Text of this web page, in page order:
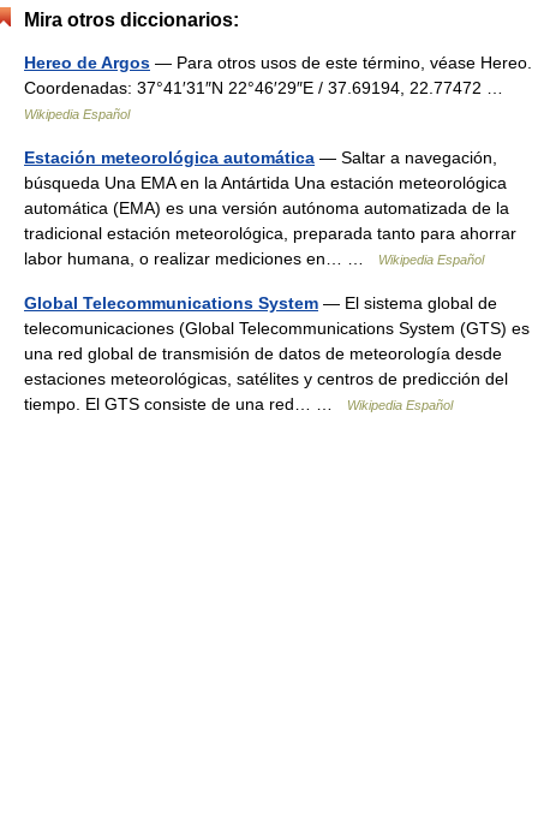
Mira otros diccionarios:
Hereo de Argos — Para otros usos de este término, véase Hereo.
Coordenadas: 37°41′31″N 22°46′29″E / 37.69194, 22.77472 …
Wikipedia Español
Estación meteorológica automática — Saltar a navegación,
búsqueda Una EMA en la Antártida Una estación meteorológica
automática (EMA) es una versión autónoma automatizada de la
tradicional estación meteorológica, preparada tanto para ahorrar
labor humana, o realizar mediciones en… …
Wikipedia Español
Global Telecommunications System — El sistema global de
telecomunicaciones (Global Telecommunications System (GTS) es
una red global de transmisión de datos de meteorología desde
estaciones meteorológicas, satélites y centros de predicción del
tiempo. El GTS consiste de una red… …
Wikipedia Español